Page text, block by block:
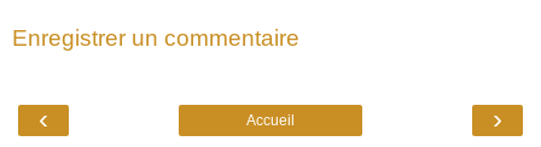
Enregistrer un commentaire
‹ ›
Accueil